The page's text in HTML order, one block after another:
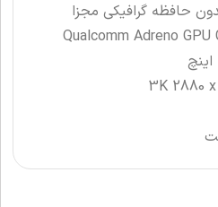
حافظه گرافیکی مجزا